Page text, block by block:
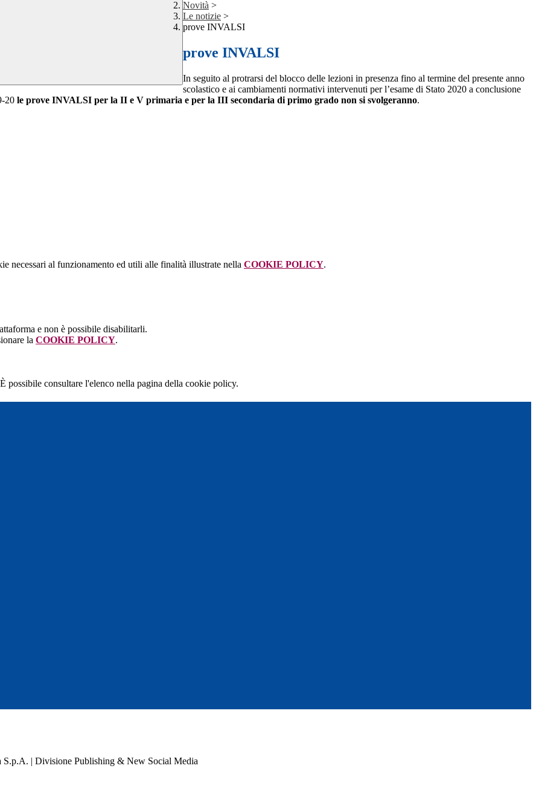
Novità >
Le notizie >
prove INVALSI
prove INVALSI
In seguito al protrarsi del blocco delle lezioni in presenza fino al termine del presente anno
scolastico e ai cambiamenti normativi intervenuti per l’esame di Stato 2020 a conclusione
20 le prove INVALSI per la II e V primaria e per la III secondaria di primo grado non si svolgeranno.
necessari al funzionamento ed utili alle finalità illustrate nella COOKIE POLICY.
e non è possibile disabilitarli.
la COOKIE POLICY.
possibile consultare l'elenco nella pagina della cookie policy.
S.p.A. | Divisione Publishing & New Social Media